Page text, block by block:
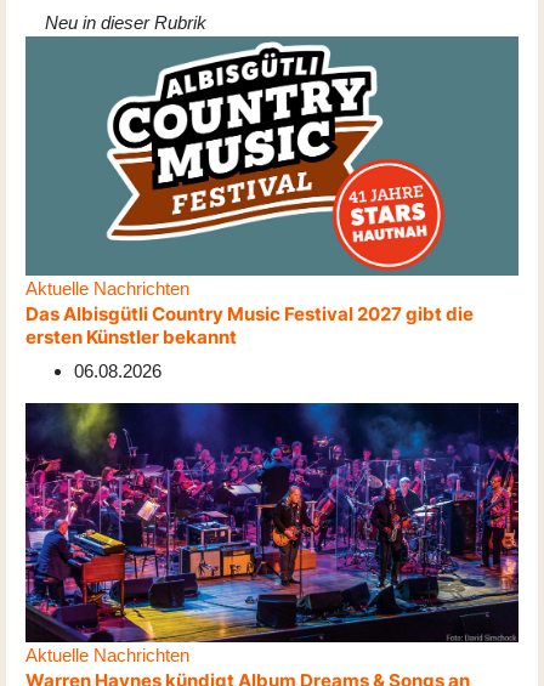
Neu in dieser Rubrik
Aktuelle Nachrichten
Das Albisgütli Country Music Festival 2027 gibt die
ersten Künstler bekannt
06.08.2026
Aktuelle Nachrichten
Warren Haynes kündigt Album Dreams & Songs an